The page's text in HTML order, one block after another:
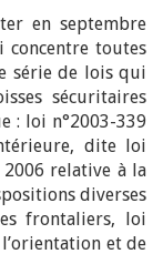
en septembre
concentre toutes
série de lois qui
sécuritaires
: loi n°2003-339
dite loi
relative à la
diverses
frontaliers, loi
et de